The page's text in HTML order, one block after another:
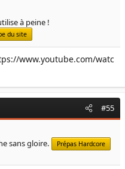
à peine !
du site
www.youtube.com/watc
#55
sans gloire. Prépas Hardcore